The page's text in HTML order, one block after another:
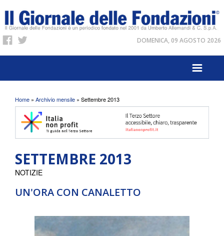
DOMENICA, 09 AGOSTO 2026
Tu sei qui
Home » Archivio mensile » Settembre 2013
SETTEMBRE 2013
UN'ORA CON CANALETTO
NOTIZIE